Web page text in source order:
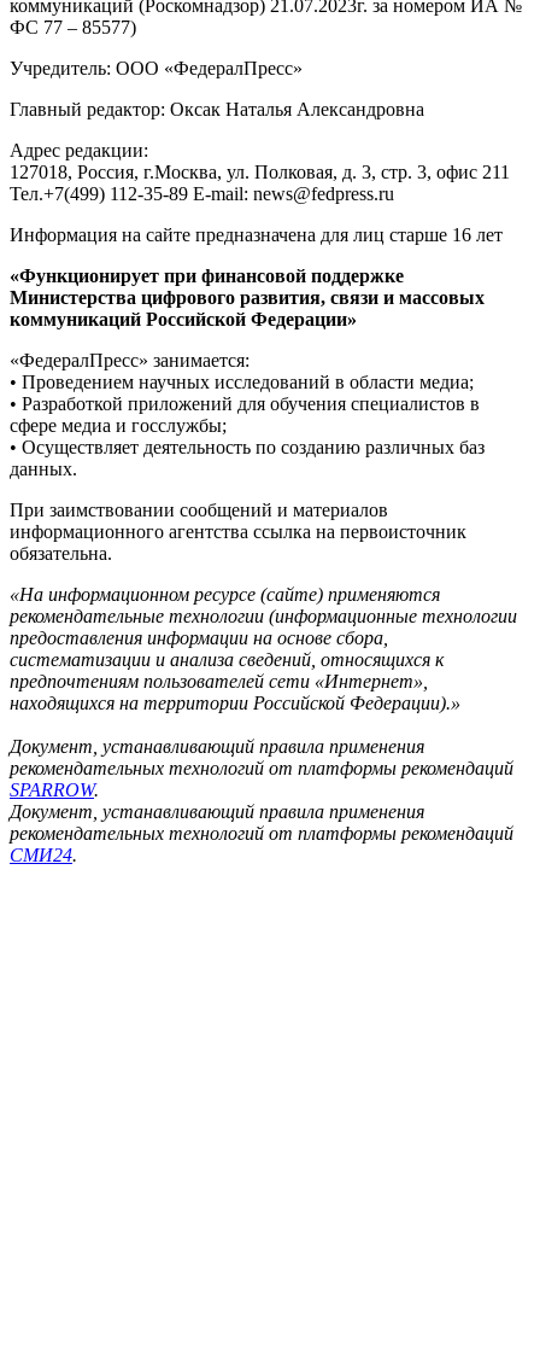
коммуникаций (Роскомнадзор) 21.07.2023г. за номером ИА №
ФС 77 – 85577)
Учредитель: ООО «ФедералПресс»
Главный редактор: Оксак Наталья Александровна
Адрес редакции:
127018, Россия, г.Москва, ул. Полковая, д. 3, стр. 3, офис 211
Тел.+7(499) 112-35-89 E-mail: news@fedpress.ru
Информация на сайте предназначена для лиц старше 16 лет
«Функционирует при финансовой поддержке
Министерства цифрового развития, связи и массовых
коммуникаций Российской Федерации»
«ФедералПресс» занимается:
• Проведением научных исследований в области медиа;
• Разработкой приложений для обучения специалистов в
сфере медиа и госслужбы;
• Осуществляет деятельность по созданию различных баз
данных.
При заимствовании сообщений и материалов
информационного агентства ссылка на первоисточник
обязательна.
«На информационном ресурсе (сайте) применяются
рекомендательные технологии (информационные технологии
предоставления информации на основе сбора,
систематизации и анализа сведений, относящихся к
предпочтениям пользователей сети «Интернет»,
находящихся на территории Российской Федерации).»
Документ, устанавливающий правила применения
рекомендательных технологий от платформы рекомендаций
SPARROW.
Документ, устанавливающий правила применения
рекомендательных технологий от платформы рекомендаций
СМИ24.